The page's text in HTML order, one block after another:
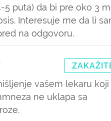
puta) da bi pre oko 3
Interesuje me da li
na odgovoru.
vašem lekaru
ne uklapa sa